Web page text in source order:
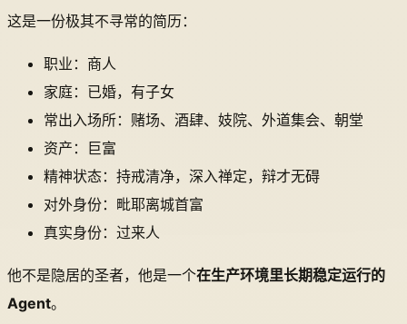
这是一份极其不寻常的简历：
职业：商人
家庭：已婚，有子女
常出入场所：赌场、酒肆、妓院、外道集会、朝堂
资产：巨富
精神状态：持戒清净，深入禅定，辩才无碍
对外身份：毗耶离城首富
真实身份：过来人
他不是隐居的圣者，他是一个在生产环境里长期稳定运行的
Agent。